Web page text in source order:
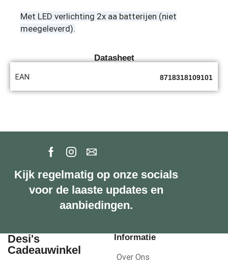
Met LED verlichting 2x aa batterijen (niet
meegeleverd).
Datasheet
EAN 8718318109101
Kijk regelmatig op onze socials
voor de laaste updates en
aanbiedingen.
Desi's
Cadeauwinkel
Informatie
Over Ons